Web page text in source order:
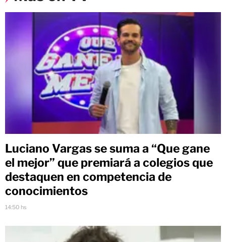
Luciano Vargas se suma a “Que gane
el mejor” que premiará a colegios que
destaquen en competencia de
conocimientos
14:50 hs